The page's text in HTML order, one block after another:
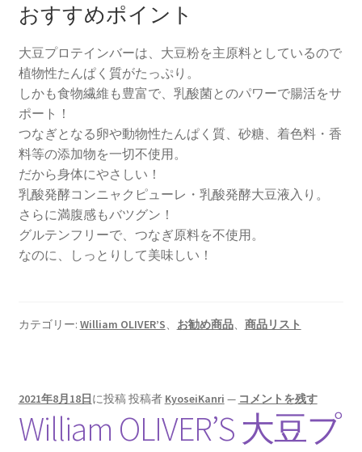
おすすめポイント
大豆プロテインバーは、大豆粉を主原料としているので
植物性たんぱく質がたっぷり。
しかも食物繊維も豊富で、乳酸菌とのパワーで腸活をサ
ポート！
つなぎとなる卵や動物性たんぱく質、砂糖、着色料・香
料等の添加物を一切不使用。
だから身体にやさしい！
乳酸発酵コンニャクピューレ・乳酸発酵大豆液入り。
さらに満腹感もバツグン！
グルテンフリーで、つなぎ原料を不使用。
なのに、しっとりして美味しい！
カテゴリー: William OLIVER’S、 お勧め商品、 商品リスト
2021年8月18日に投稿投稿者 KyoseiKanri — コメントを残す
William OLIVER’S 大豆プ